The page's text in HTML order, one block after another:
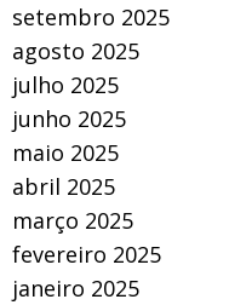
setembro 2025
agosto 2025
julho 2025
junho 2025
maio 2025
abril 2025
março 2025
fevereiro 2025
janeiro 2025